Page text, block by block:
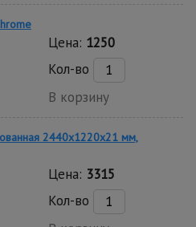
Цена: 1250
Кол-во
В корзину
2440х1220х21 мм,
Цена: 3315
Кол-во